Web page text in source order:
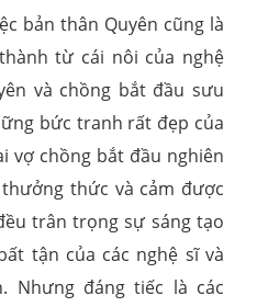
bản thân Quyên cũng là
từ cái nôi của nghệ
và chồng bắt đầu sưu
bức tranh rất đẹp của
vợ chồng bắt đầu nghiên
thức và cảm được
trân trọng sự sáng tạo
tận của các nghệ sĩ và
Nhưng đáng tiếc là các